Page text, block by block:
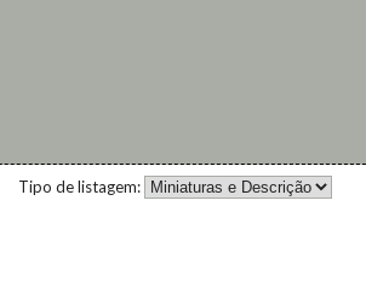
Tipo de listagem: